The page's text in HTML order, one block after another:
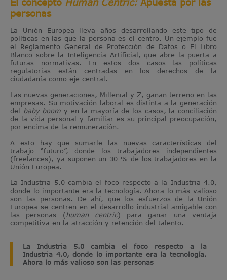
personas
La Unión Europea lleva años desarrollando este tipo de
políticas en las que la persona es el centro. Un ejemplo fue
el Reglamento General de Protección de Datos o El Libro
Blanco sobre la Inteligencia Artificial, que abre la puerta a
futuras normativas. En estos dos casos las políticas
regulatorias están centradas en los derechos de la
ciudadanía como eje central.
Las nuevas generaciones, Millenial y Z, ganan terreno en las
empresas. Su motivación laboral es distinta a la generación
del baby boom y en la mayoría de los casos, la conciliación
de la vida personal y familiar es su principal preocupación,
por encima de la remuneración.
A esto hay que sumarle las nuevas características del
trabajo “futuro”, donde los trabajadores independientes
(freelances), ya suponen un 30 % de los trabajadores en la
Unión Europea.
La Industria 5.0 cambia el foco respecto a la Industria 4.0,
donde lo importante era la tecnología. Ahora lo más valioso
son las personas. De ahí, que los esfuerzos de la Unión
Europea se centren en el desarrollo industrial amigable con
las personas (human centric) para ganar una ventaja
competitiva en la atracción y retención del talento.
La Industria 5.0 cambia el foco respecto a la
Industria 4.0, donde lo importante era la tecnología.
Ahora lo más valioso son las personas